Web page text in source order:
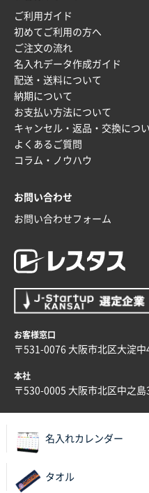
ご利用ガイド
初めてご利用の方へ
ご注文の流れ
名入れデータ作成ガイド
配送・送料について
納期について
お支払い方法について
キャンセル・返品・交換につ
よくあるご質問
コラム・ノウハウ
お問い合わせ
お問い合わせフォーム
お客様窓口
〒531-0076 大阪市北区大淀
本社
〒530-0005 大阪市北区中之
名入れカレンダー
タオル